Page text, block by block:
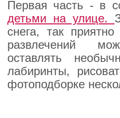
Первая часть - в
детьми на улице.
снега, так
развлечений
оставлять
лабиринты,
фотоподборке